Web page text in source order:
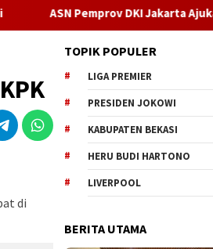
ASN Pemprov DKI Jakarta Ajukan
di
TOPIK POPULER
LIGA PREMIER
PRESIDEN JOKOWI
KABUPATEN BEKASI
HERU BUDI HARTONO
LIVERPOOL
BERITA UTAMA